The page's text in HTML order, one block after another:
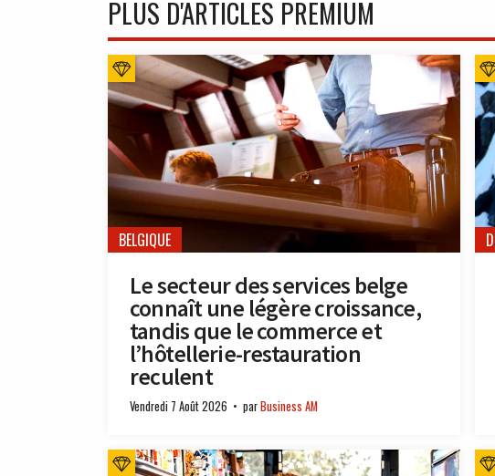
PLUS D'ARTICLES PREMIUM
BELGIQUE
Le secteur des services belge
connaît une légère croissance,
tandis que le commerce et
l’hôtellerie-restauration
reculent
Vendredi 7 Août 2026 parBusiness AM